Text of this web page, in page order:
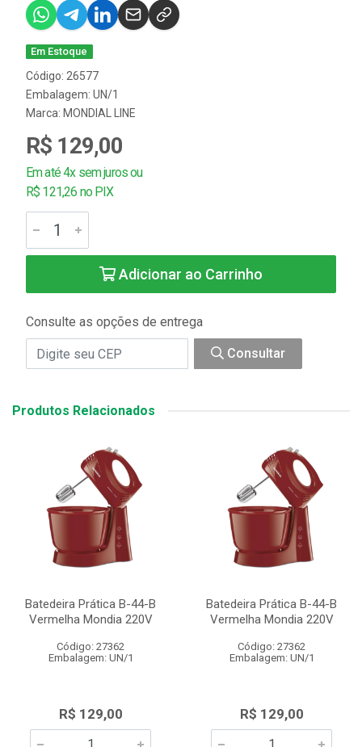
Em Estoque
Código: 26577
Embalagem: UN/1
Marca: MONDIAL LINE
R$ 129,00
Em até 4x sem juros ou
R$ 121,26 no PIX
Adicionar ao Carrinho
Consulte as opções de entrega
Consultar
Produtos Relacionados
Batedeira Prática B-44-B
Vermelha Mondia 220V
Código: 27362
Embalagem: UN/1
R$ 129,00
Batedeira Prática B-44-B
Vermelha Mondia 220V
Código: 27362
Embalagem: UN/1
R$ 129,00